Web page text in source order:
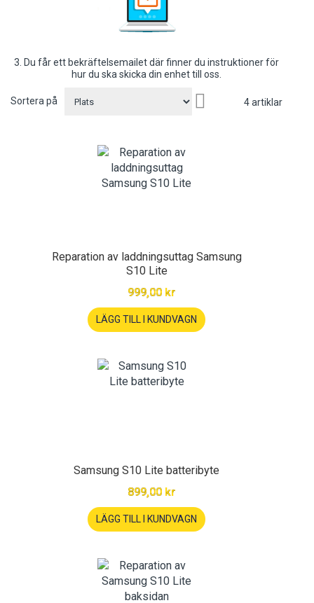
3. Du får ett bekräftelsemailet där finner du instruktioner för
hur du ska skicka din enhet till oss.
4artiklar
Sortera på
Reparation av laddningsuttag Samsung
S10 Lite
999,00 kr
LÄGG TILL I KUNDVAGN
Samsung S10 Lite batteribyte
899,00 kr
LÄGG TILL I KUNDVAGN